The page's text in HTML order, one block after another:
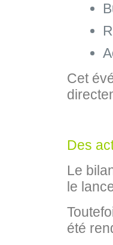
Cet
Des
Le
le
été